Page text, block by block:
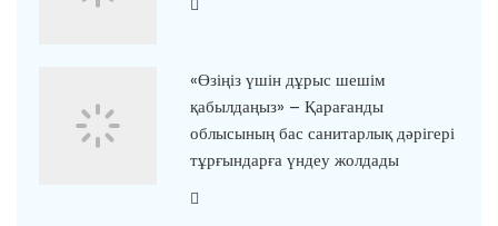
«Өзіңіз үшін дұрыс шешім
қабылдаңыз» – Қарағанды
облысының бас санитарлық дәрігері
тұрғындарға үндеу жолдады